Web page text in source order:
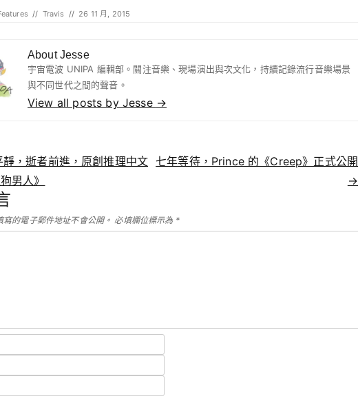
// Travis // 26 11 月, 2015
About Jesse
宇宙電波 UNIPA 編輯部。關注音樂、現場演出與次文化，持續記錄流行音樂場景
與不同世代之間的聲音。
View all posts by Jesse →
靜，逝者前進，原創推理中文
男人》
七年等待，Prince 的《Creep》正式公開
→
寫的電子郵件地址不會公開。 必填欄位標示為 *